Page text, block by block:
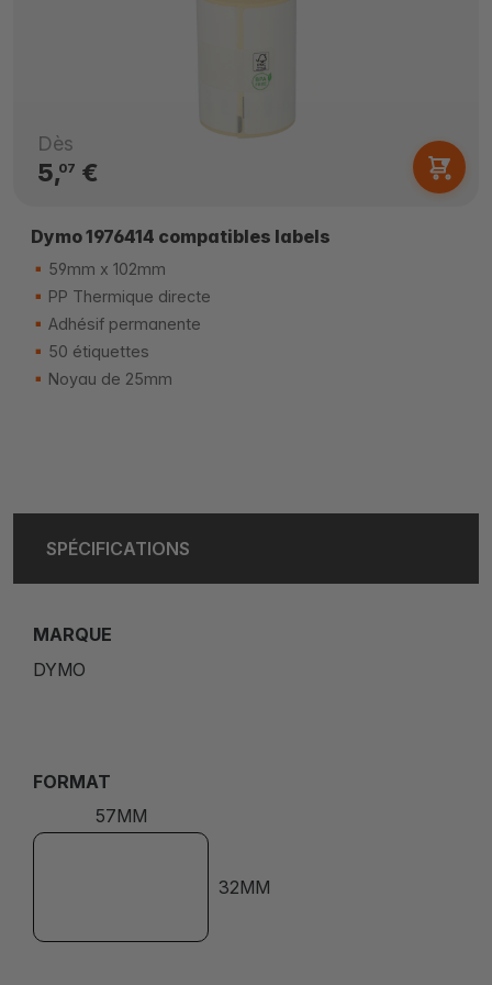
Dès
5,07 €
Dymo 1976414 compatibles labels
59mm x 102mm
PP Thermique directe
Adhésif permanente
50 étiquettes
Noyau de 25mm
SPÉCIFICATIONS
MARQUE
DYMO
FORMAT
57MM
32MM